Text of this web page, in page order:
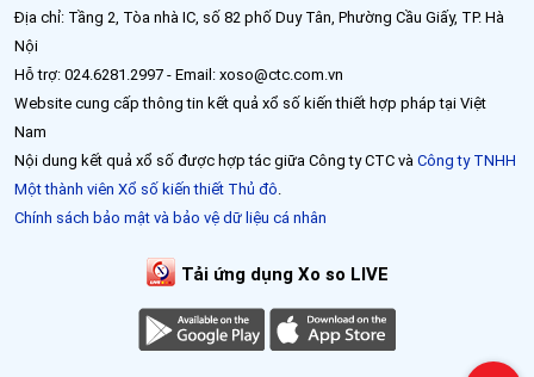
Địa chỉ: Tầng 2, Tòa nhà IC, số 82 phố Duy Tân, Phường Cầu Giấy, TP. Hà
Nội
Hỗ trợ: 024.6281.2997 - Email: xoso@ctc.com.vn
Website cung cấp thông tin kết quả xổ số kiến thiết hợp pháp tại Việt
Nam
Nội dung kết quả xổ số được hợp tác giữa Công ty CTC và Công ty TNHH
Một thành viên Xổ số kiến thiết Thủ đô.
Chính sách bảo mật và bảo vệ dữ liệu cá nhân
Tải ứng dụng Xo so LIVE